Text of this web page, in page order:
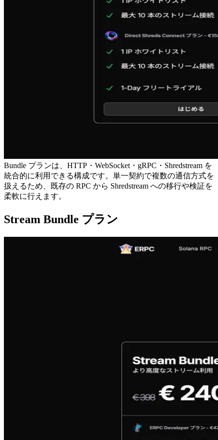
Bundle プランは、HTTP・WebSocket・gRPC・Shredstream を
統合的に利用できる構成です。単一契約で複数の通信方式を
扱えるため、既存の RPC から Shredstream への移行や検証を
柔軟に行えます。
Stream Bundle プラン